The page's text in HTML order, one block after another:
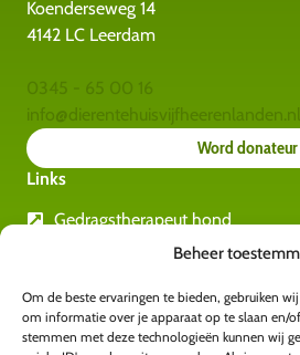
Beheer
Om de beste ervaringen te bieden, gebruiken
om informatie over je apparaat op te slaan en/
stemmen met deze technologieën kunnen wij
Koenderseweg 14
4142 LC Leerdam
0345 - 65 00 16
info@dierentehuisvijfheerenlanden.nl
Word donateur
Links
Gedragstherapeut hond
Amvedi
Kids for animals